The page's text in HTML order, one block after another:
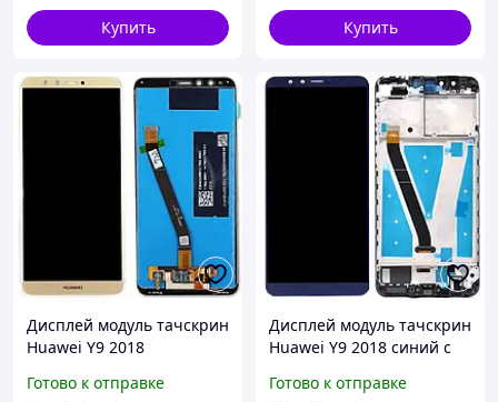
Купить Купить
Дисплей модуль тачскрин
Huawei Y9 2018
Готово к отправке
Дисплей модуль тачскрин
Huawei Y9 2018 синий с
Готово к отправке